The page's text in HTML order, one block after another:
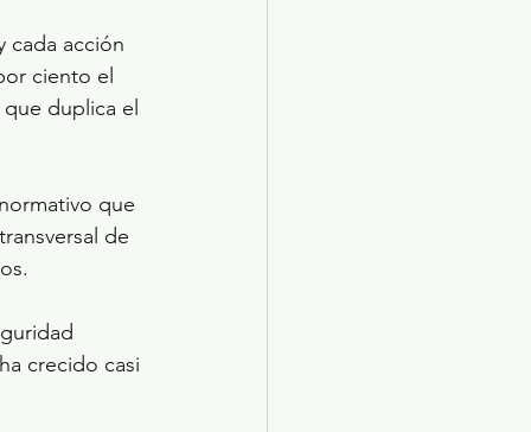
cada acción
ciento el
duplica el
que
de
crecido casi